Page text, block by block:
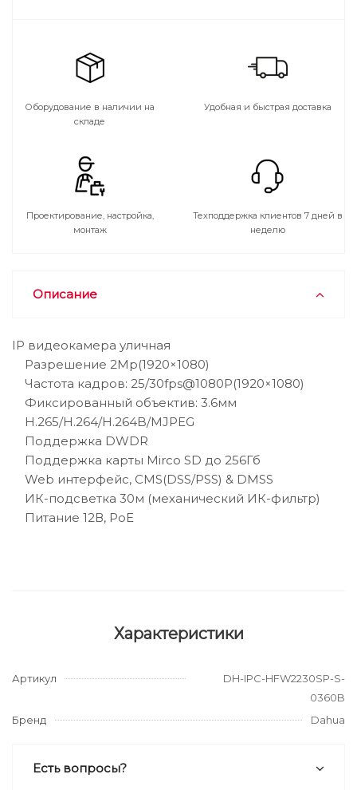
Оборудование в наличии на
складе
Удобная и быстрая доставка
Проектирование, настройка,
монтаж
Техподдержка клиентов 7 дней в
неделю
Описание
IP видеокамера уличная
Разрешение 2Mр(1920×1080)
Частота кадров: 25/30fps@1080P(1920×1080)
Фиксированный объектив: 3.6мм
H.265/H.264/H.264B/MJPEG
Поддержка DWDR
Поддержка карты Mirco SD до 256Гб
Web интерфейс, CMS(DSS/PSS) & DMSS
ИК-подсветка 30м (механический ИК-фильтр)
Питание 12В, PoE
Характеристики
Артикул
DH-IPC-HFW2230SP-S-
0360B
Бренд
Dahua
Есть вопросы?